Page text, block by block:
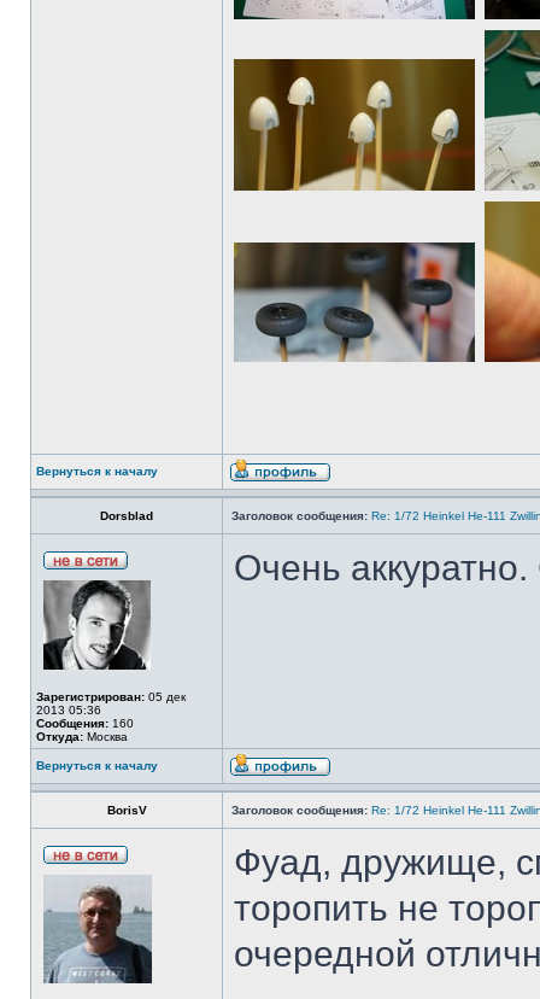
Вернуться к началу
Dorsblad Заголовок сообщения: Re: 1/72 Heinkel He-111
Зарегистрирован: 05 дек
2013 05:36
Сообщения: 160
Откуда: Москва
Очень
Вернуться к началу
BorisV Заголовок сообщения: Re: 1/72 Heinkel He-111
Фуад, дружище,
торопить не
очередной